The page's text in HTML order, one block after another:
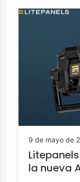
9 de mayo de
la nueva